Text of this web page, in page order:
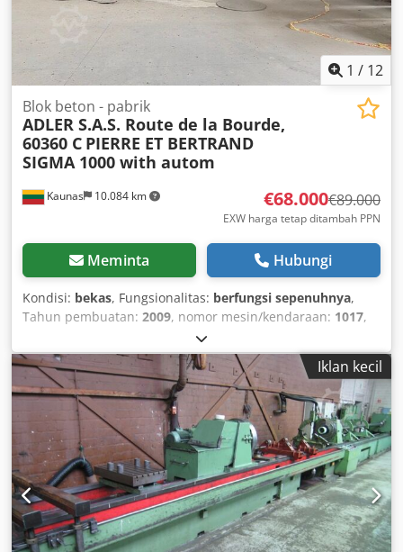
1 / 12
Kaunas 10.084 km
Blok beton - pabrik
ADLER S.A.S. Route de la Bourde,
60360 C PIERRE ET BERTRAND
SIGMA 1000 with autom
€68.000€89.000
EXW harga tetap ditambah PPN
Meminta Hubungi
Kondisi: bekas, Fungsionalitas: berfungsi sepenuhnya,
Tahun pembuatan: 2009, nomor mesin/kendaraan: 1017,
Naudota betono blokelių (ir keramzitbetonio) gamybos
linija. Linija buvo naudojama betono blokelių, pagamintų iš
keramzito, gamybai. Nuo 2023-08 linija
nebeeksploatuojama ir yra konservuota. Dodpfouc Tzvsx
Agqock Blokelių liniją sudaro: - 2 vnt. mažų silosų (su vibro
įranga, su pneumatiniu sklendėmis); - Žaliavos padavimo
transporterina iki dozavimo bunkerio; - Dozavimo
(sveriamasis) bunkeris; - Žaliavos padavimo transporterina
iš dozavimo bunkerio į maišytuvą; - Maišytuvas FK
Machinery (Lenkija, 2022 m., kibiro talpa 1200 l, variklio
galia 18,5 kW); - Mišinio padavimo transporterina nuo
maišytuvo iki vibro presso SIGMA 1000; - Vibro presas
Iklan kecil